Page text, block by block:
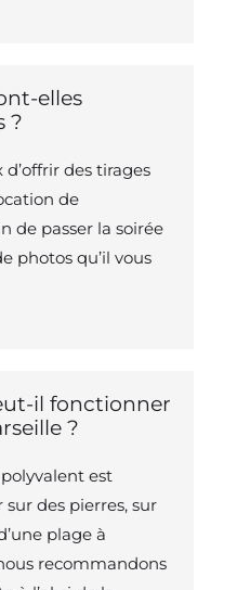
elles
?
des tirages
de
de passer la soirée
photos qu’il vous
il fonctionner
?
est
des pierres, sur
plage à
recommandons